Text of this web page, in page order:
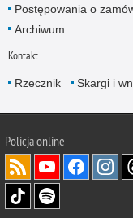
Postępowania o
Archiwum
Kontakt
Rzecznik Skargi i
Policjaonline